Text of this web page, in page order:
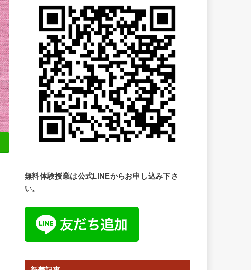
無料体験授業は公式LINEからお申し込み下さ
い。